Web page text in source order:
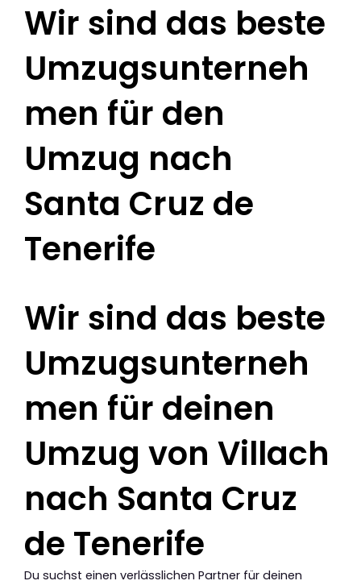
Wir sind das beste
Umzugsunterneh
men für den
Umzug nach
Santa Cruz de
Tenerife
Wir sind das beste
Umzugsunterneh
men für deinen
Umzug von Villach
nach Santa Cruz
de Tenerife
Du suchst einen verlässlichen Partner für deinen